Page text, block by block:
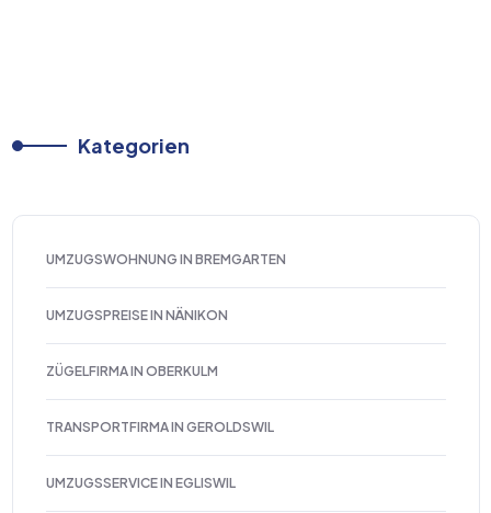
Kategorien
UMZUGSWOHNUNG IN BREMGARTEN
UMZUGSPREISE IN NÄNIKON
ZÜGELFIRMA IN OBERKULM
TRANSPORTFIRMA IN GEROLDSWIL
UMZUGSSERVICE IN EGLISWIL